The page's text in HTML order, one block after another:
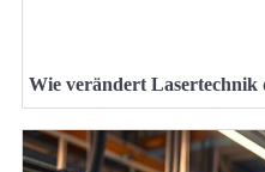
Wie verändert Lasertechnik